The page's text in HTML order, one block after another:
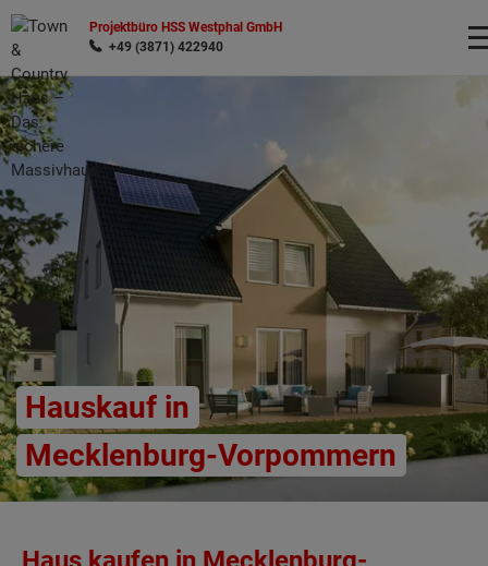
Projektbüro HSS Westphal GmbH
+49 (3871) 422940
Hauskauf in
Mecklenburg-Vorpommern
Wonach möchten Sie suchen?